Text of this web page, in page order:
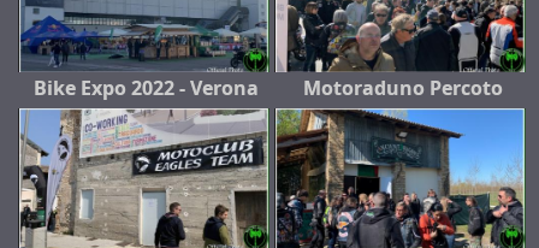
Bike Expo 2022 - Verona Motoraduno Percoto